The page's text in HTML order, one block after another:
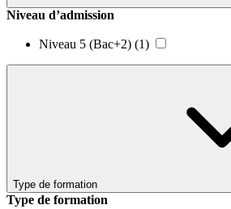
Niveau d’admission
Niveau 5 (Bac+2) (1)
Type de formation
Type de formation